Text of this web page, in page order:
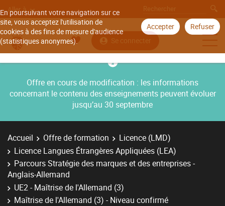
En poursuivant votre navigation sur ce
site, vous acceptez l'utilisation de
cookies à des fins de mesure d'audience
(statistiques anonymes).
Accepter Refuser
Aller à
Se connecter
Offre en cours de modification : les informations
concernant le contenu des enseignements peuvent évoluer
jusqu’au 30 septembre
Accueil Offre de formation
Licence (LMD)
Licence Langues Étrangères Appliquées (LEA)
Parcours Stratégie des marques et des entreprises -
Anglais-Allemand
UE2 - Maîtrise de l'Allemand (3)
Maîtrise de l'Allemand (3) - Niveau confirmé